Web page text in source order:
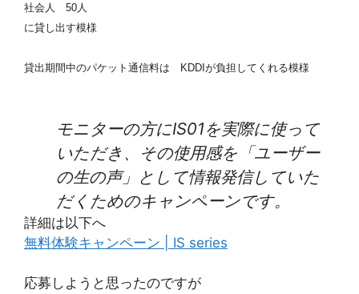
社会人 50人
に貸し出す模様
貸出期間中のパケット通信料は KDDIが負担してくれる模様
モニターの方にIS01を実際に使って
いただき、その使用感を「ユーザー
の生の声」として情報発信していた
だくためのキャンペーンです。
詳細は以下へ
無料体験キャンペーン | IS series
応募しようと思ったのですが